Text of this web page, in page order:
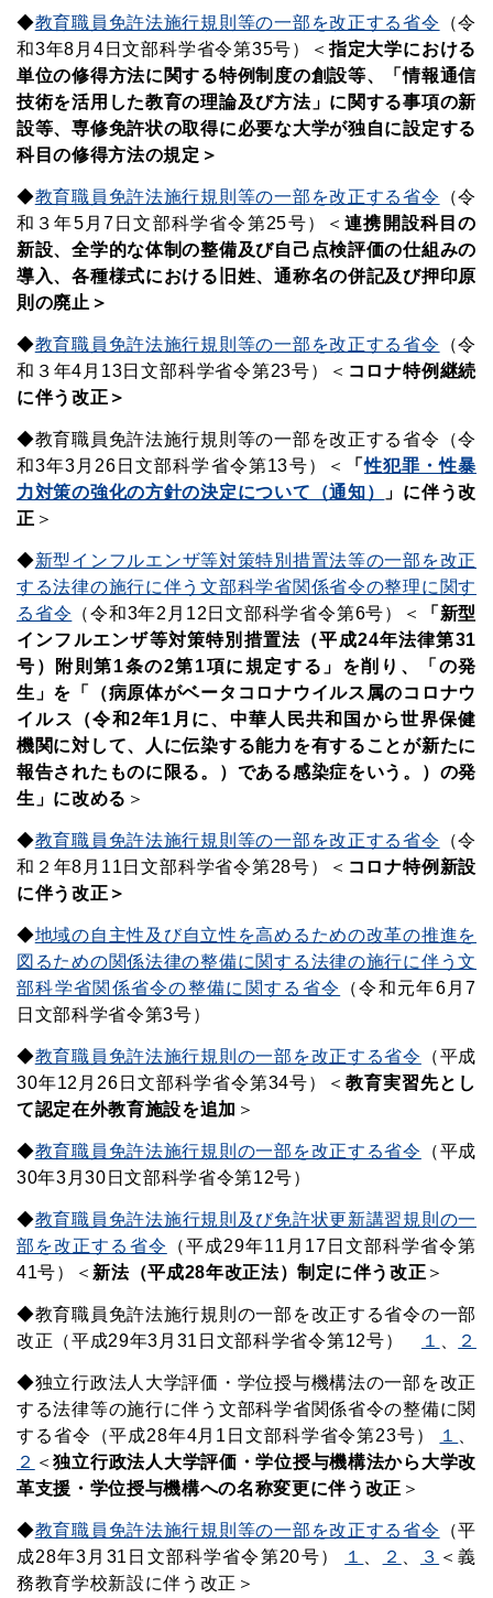
◆教育職員免許法施行規則等の一部を改正する省令 （令
和3年8月4日文部科学省令第35号）
＜指定大学における
単位の修得方法に関する特例制度の創設等、「情報通信
技術を活用した教育の理論及び方法」に関する事項の新
設等、専修免許状の取得に必要な大学が独自に設定する
科目の修得方法の規定＞
◆教育職員免許法施行規則等の一部を改正する省令 （令
和３年5月7日文部科学省令第25号）＜ 連携開設科目の
新設、全学的な体制の整備及び自己点検評価の仕組みの
導入、各種様式における旧姓、通称名の併記及び押印原
則の廃止＞
◆教育職員免許法施行規則等の一部を改正する省令 （令
和３年4月13日文部科学省令第23号）＜ コロナ特例継続
に伴う改正＞
◆教育職員免許法施行規則等の一部を改正する省令（令
和3年3月26日文部科学省令第13号）＜
「性犯罪・性暴
力対策の強化の方針の決定について（通知）
」に伴う改
正 ＞
◆新型インフルエンザ等対策特別措置法等の一部を改正
する法律の施行に伴う文部科学省関係省令の整理に関す
る省令 （令和3年2月12日文部科学省令第6号） ＜
「新型
インフルエンザ等対策特別措置法（平成24年法律第31
号）附則第1条の2第1項に規定する」を削り、「の発
生」を「（病原体がベータコロナウイルス属のコロナウ
イルス（令和2年1月に、中華人民共和国から世界保健
機関に対して、人に伝染する能力を有することが新たに
報告されたものに限る。）である感染症をいう。）の発
生」に改める ＞
◆教育職員免許法施行規則等の一部を改正する省令 （令
和２年8月11日文部科学省令第28号）＜ コロナ特例新設
に伴う改正＞
◆地域の自主性及び自立性を高めるための改革の推進を
図るための関係法律の整備に関する法律の施行に伴う文
部科学省関係省令の整備に関する省令
（令和元年6月7
日文部科学省令第3号）
◆教育職員免許法施行規則の一部を改正する省令
（平成
30年12月26日文部科学省令第34号）＜教育実習先とし
て認定在外教育施設を追加 ＞
◆教育職員免許法施行規則の一部を改正する省令
（平成
30年3月30日文部科学省令第12号）
◆教育職員免許法施行規則及び免許状更新講習規則の一
部を改正する省令
（平成29年11月17日文部科学省令第
41号）
＜ 新法（平成28年改正法）制定に伴う改正 ＞
◆教育職員免許法施行規則の一部を改正する省令の一部
改正（平成29年3月31日文部科学省令第12号）
１ ２
◆独立行政法人大学評価・学位授与機構法の一部を改正
する法律等の施行に伴う文部科学省関係省令の整備に関
する省令 （平成28年4月1日文部科学省令第23号） １
２ ＜独立行政法人大学評価・学位授与機構法から大学改
革支援・学位授与機構への名称変更に伴う改正 ＞
◆教育職員免許法施行規則等の一部を改正する省令 （平
成28年3月31日文部科学省令第20号）
１ ２ ３ ＜義
務教育学校新設に伴う改正＞